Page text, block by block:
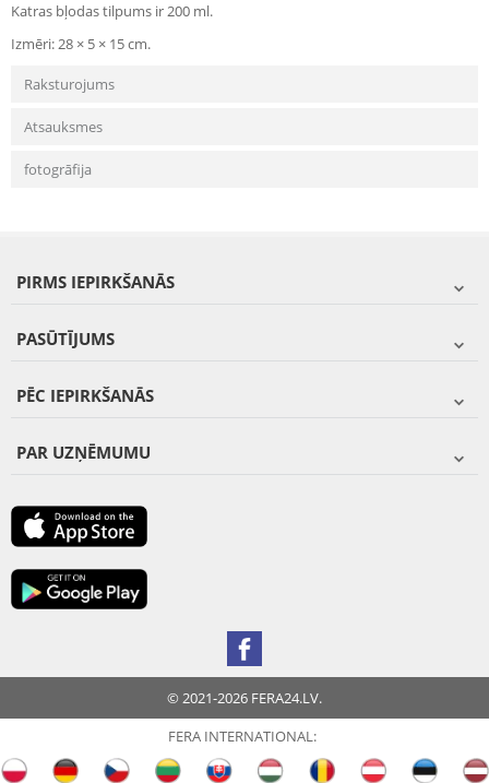
Katras bļodas tilpums ir 200 ml.
Izmēri: 28 × 5 × 15 cm.
Raksturojums
Atsauksmes
fotogrāfija
PIRMS IEPIRKŠANĀS
PASŪTĪJUMS
PĒC IEPIRKŠANĀS
PAR UZŅĒMUMU
© 2021-2026 FERA24.LV.
FERA INTERNATIONAL: